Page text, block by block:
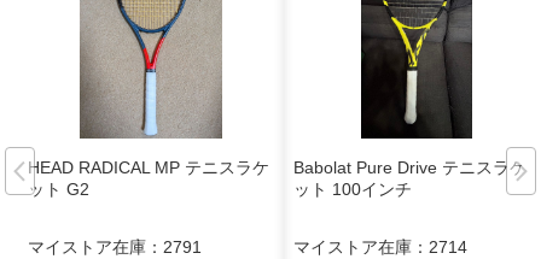
HEAD RADICAL MP テニスラケ
ット G2
マイストア在庫： 2791
Babolat Pure Drive テニスラケ
ット 100インチ
マイストア在庫： 2714